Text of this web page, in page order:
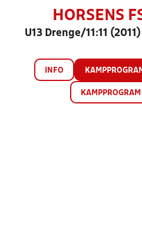
HORSENS
U13 Drenge/11:11
INFO